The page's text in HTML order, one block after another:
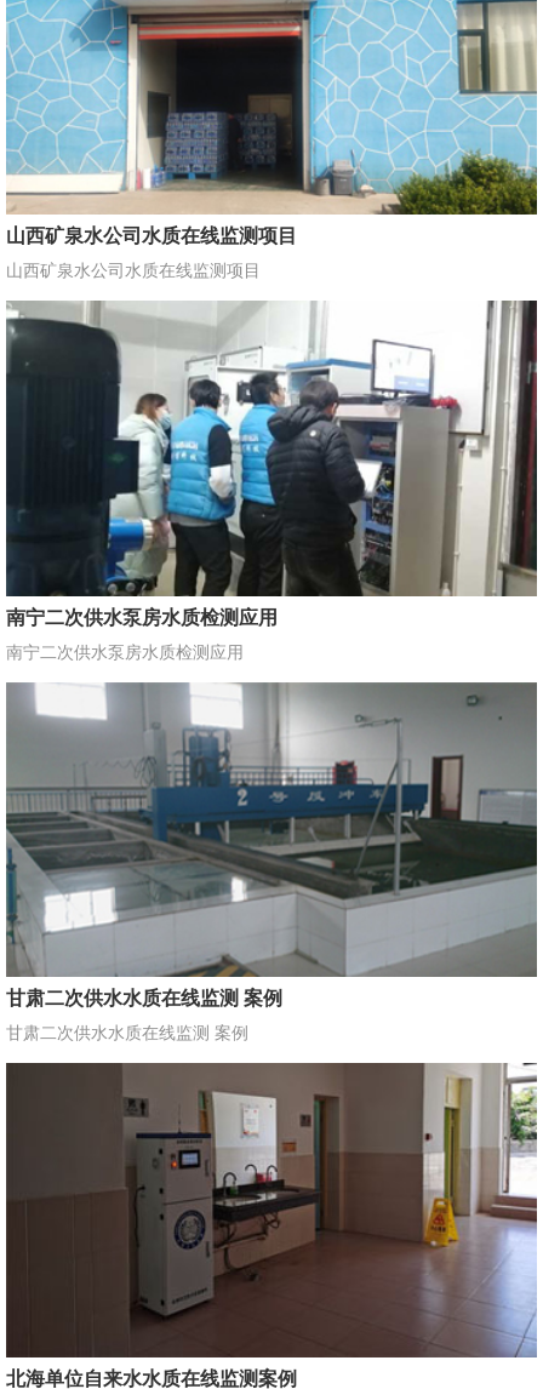
山西矿泉水公司水质在线监测项目
山西矿泉水公司水质在线监测项目
南宁二次供水泵房水质检测应用
南宁二次供水泵房水质检测应用
甘肃二次供水水质在线监测 案例
甘肃二次供水水质在线监测 案例
北海单位自来水水质在线监测案例